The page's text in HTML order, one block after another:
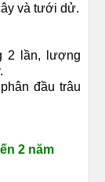
và tưới dử.
2 lần, lượng
đầu trâu
2 năm